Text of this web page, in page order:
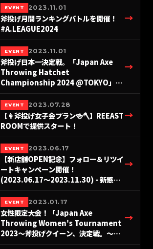
Hatchet部門
EVENT 2023.11.01
斧投げ月間ランキングバトルを開催！
#A.LEAGUE2024
→
EVENT 2023.11.01
斧投げ日本一決定戦。「Japan Axe
Throwing Hatchet
Championship 2024 @TOKYO」を
THE AXE THROWING BAR®︎ 浅草店に
て2024年12月8日(日)に開催決定！
#A.LEAGUE2024-Hatchet部門
→
EVENT 2023.07.28
【👩斧投げ女子会プラン🍻🪓】REEAST
ROOMで提供スタート！
→
EVENT 2023.06.17
【新店舗OPEN記念】フォロー＆リツイ
ートキャンペーン開催！
(2023.06.17〜2023.11.30) - 新感覚
アミューズメント/カフェ REEAST
ROOM（リーストルーム）
→
EVENT 2023.01.17
女性限定大会！「Japan Axe
Throwing Women's Tournament
2023〜斧投げクイーン、決定戦。〜」
を東京＆名古屋＆大阪にて開催！
→